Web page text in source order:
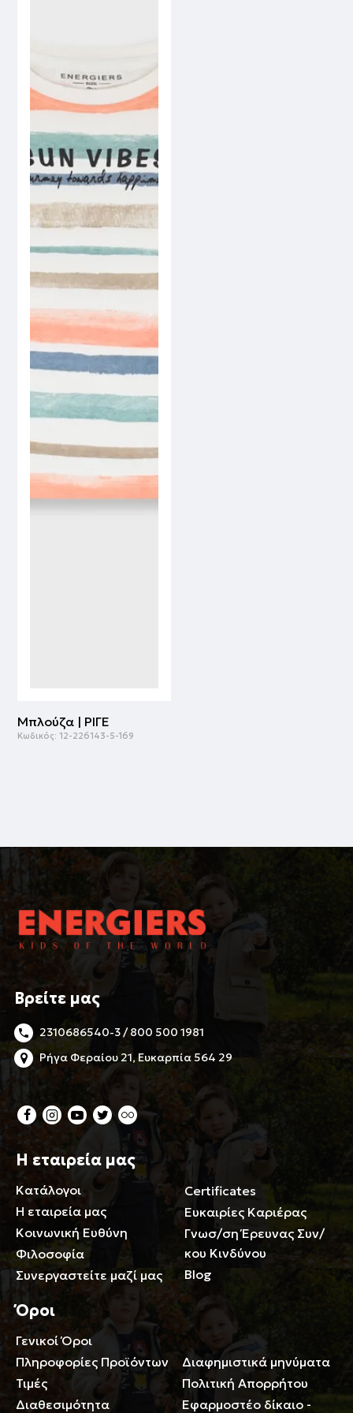
Μπλούζα | ΡΙΓΕ
Κωδικός: 12-226143-5-169
Βρείτε μας
2310686540-3 / 800 500 1981
Ρήγα Φεραίου 21, Ευκαρπία 564 29
Η εταιρεία μας
Κατάλογοι
Η εταιρεία μας
Κοινωνική Ευθύνη
Φιλοσοφία
Συνεργαστείτε μαζί μας
Certificates
Ευκαιρίες Καριέρας
Γνωσ/ση Έρευνας Συν/
κου Κινδύνου
Blog
Όροι
Γενικοί Όροι
Πληροφορίες Προϊόντων
Τιμές
Διαθεσιμότητα
Περιορισμοί ευθύνης
Διαφημιστικά μηνύματα
Πολιτική Απορρήτου
Εφαρμοστέο δίκαιο -